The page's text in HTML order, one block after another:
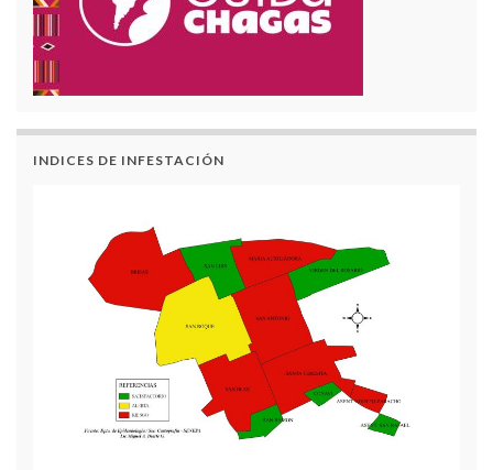
INDICES DE INFESTACIÓN